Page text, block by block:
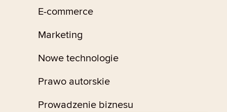
E-commerce
Marketing
Nowe technologie
Prawo autorskie
Prowadzenie biznesu